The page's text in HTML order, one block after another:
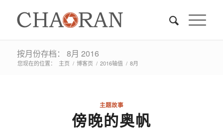
按月份存档： 8月 2016
您现在的位置： 主页 / 博客页 / 2016轴值 / 8月
主题故事
傍晚的奥帆